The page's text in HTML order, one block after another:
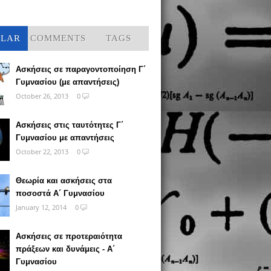
COMMENTS TAGS
Ασκήσεις σε παραγοντοποίηση Γ΄
Γυμνασίου (με απαντήσεις)
October 26, 2013
0
Ασκήσεις στις ταυτότητες Γ΄
Γυμνασίου με απαντήσεις
October 22, 2013
0
Θεωρία και ασκήσεις στα
ποσοστά Α΄ Γυμνασίου
January 12, 2014
0
Ασκήσεις σε προτεραιότητα
πράξεων και δυνάμεις - Α΄
Γυμνασίου